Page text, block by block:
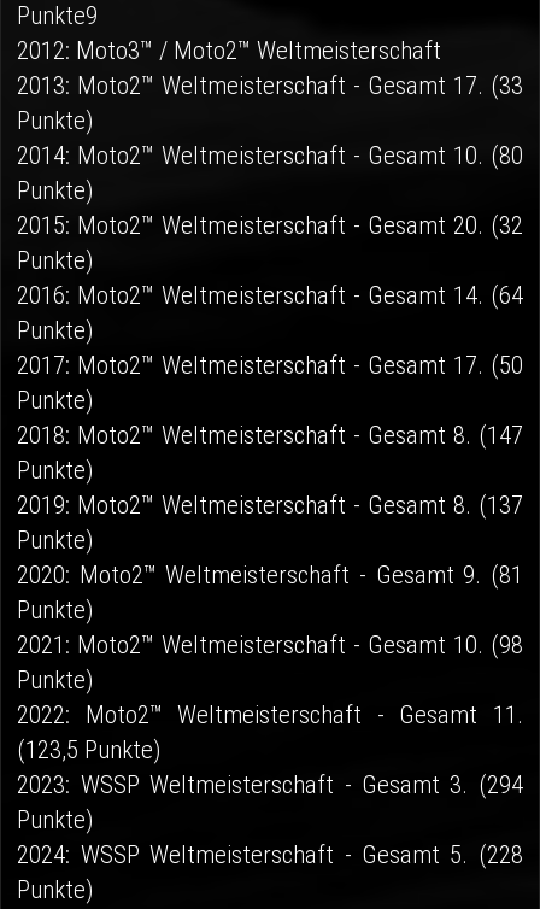
Punkte9
2012: Moto3™ / Moto2™ Weltmeisterschaft
2013: Moto2™ Weltmeisterschaft - Gesamt 17. (33
Punkte)
2014: Moto2™ Weltmeisterschaft - Gesamt 10. (80
Punkte)
2015: Moto2™ Weltmeisterschaft - Gesamt 20. (32
Punkte)
2016: Moto2™ Weltmeisterschaft - Gesamt 14. (64
Punkte)
2017: Moto2™ Weltmeisterschaft - Gesamt 17. (50
Punkte)
2018: Moto2™ Weltmeisterschaft - Gesamt 8. (147
Punkte)
2019: Moto2™ Weltmeisterschaft - Gesamt 8. (137
Punkte)
2020: Moto2™ Weltmeisterschaft - Gesamt 9. (81
Punkte)
2021: Moto2™ Weltmeisterschaft - Gesamt 10. (98
Punkte)
2022: Moto2™ Weltmeisterschaft - Gesamt 11.
(123,5 Punkte)
2023: WSSP Weltmeisterschaft - Gesamt 3. (294
Punkte)
2024: WSSP Weltmeisterschaft - Gesamt 5. (228
Punkte)